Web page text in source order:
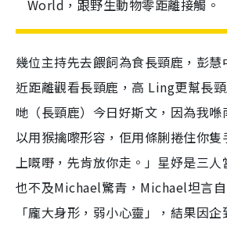
World，跟野生動物零距離接觸。
幾位主持先去餵飼為食長頸鹿，彭
近距離觀看長頸鹿，高 Ling更幫長
哋（長頸鹿）今日好斯文，因為我
以用猴擒嚟形容，佢用條脷捲住你
上嘅嘢，先肯放你走。」星妤是三人
也不及Michael驚青，Michael坦言
「龐大身形，弱小心靈」，結果因